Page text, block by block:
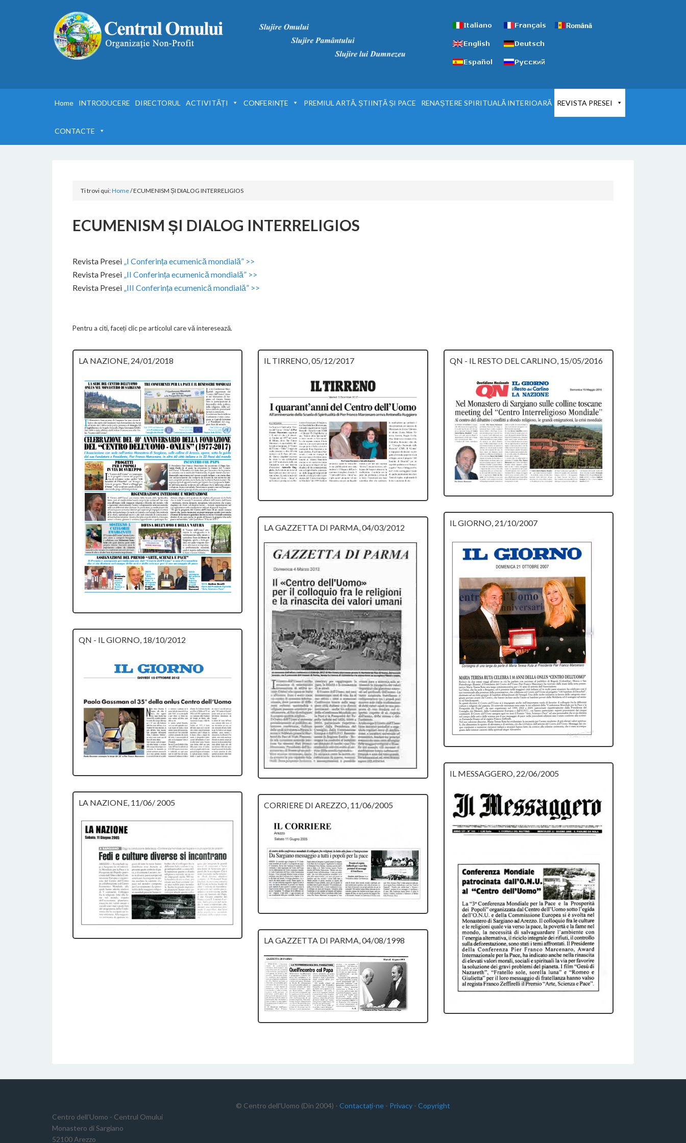
Home INTRODUCERE DIRECTORUL ACTIVITĂȚI CONFERINȚE PREMIUL ARTĂ, ȘTIINȚĂ ȘI PACE RENAȘTERE SPIRITUALĂ INTERIOARĂ REVISTA PRESEI
CONTACTE
Ti trovi qui:Home/ECUMENISM ȘI DIALOG INTERRELIGIOS
ECUMENISM ȘI DIALOG INTERRELIGIOS
Revista Presei „I Conferința ecumenică mondială” >>
Revista Presei „II Conferința ecumenică mondială” >>
Revista Presei „III Conferința ecumenică mondială” >>
Pentru a citi, faceți clic pe articolul care vă interesează.
LA NAZIONE, 24/01/2018
QN - IL GIORNO, 18/10/2012
LA NAZIONE, 11/06/ 2005
IL TIRRENO, 05/12/2017
LA GAZZETTA DI PARMA, 04/03/2012
CORRIERE DI AREZZO, 11/06/2005
LA GAZZETTA DI PARMA, 04/08/1998
QN - IL RESTO DEL CARLINO, 15/05/2016
IL GIORNO, 21/10/2007
IL MESSAGGERO, 22/06/2005
© Centro dell'Uomo (Din 2004) - Contactați-ne - Privacy - Copyright
Centro dell’Uomo - Centrul Omului
Monastero di Sargiano
52100 Arezzo